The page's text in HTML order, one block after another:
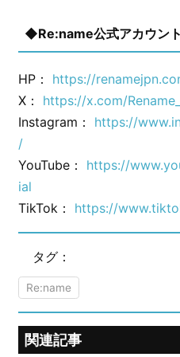
◆Re:name公式アカウント
HP： https://
X： https://x.com/
Instagram： https://
/
YouTube： https://
ial
TikTok： https://
タグ：
Re:name
関連記事